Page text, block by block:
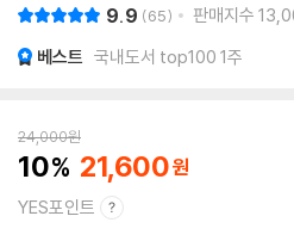
9.9 65 판매지수
베스트 국내도서 top100 1주
24,000원
10 21,600
YES포인트